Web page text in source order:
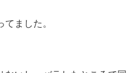
ました。